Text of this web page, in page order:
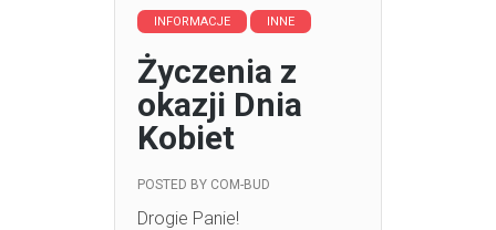
INFORMACJE INNE
Życzenia z
okazji Dnia
Kobiet
POSTED BY COM-BUD
Drogie Panie!